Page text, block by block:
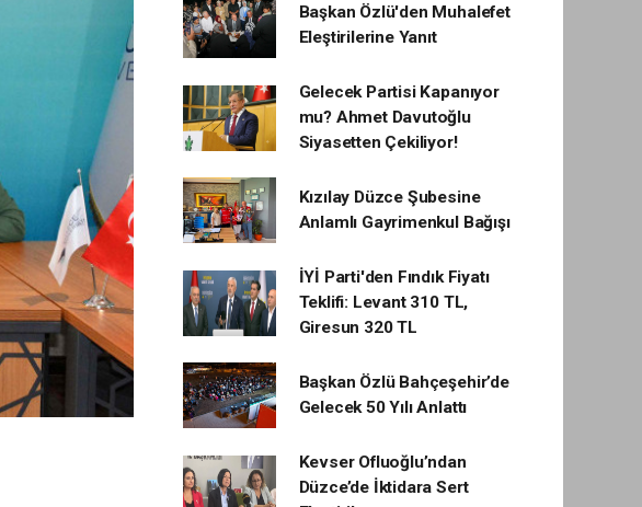
Başkan Özlü'den Muhalefet
Eleştirilerine Yanıt
Gelecek Partisi Kapanıyor
mu? Ahmet Davutoğlu
Siyasetten Çekiliyor!
Kızılay Düzce Şubesine
Anlamlı Gayrimenkul Bağışı
İYİ Parti'den Fındık Fiyatı
Teklifi: Levant 310 TL,
Giresun 320 TL
Başkan Özlü Bahçeşehir’de
Gelecek 50 Yılı Anlattı
Kevser Ofluoğlu’ndan
Düzce’de İktidara Sert